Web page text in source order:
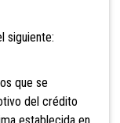
siguiente:
que se
del crédito
establecida en